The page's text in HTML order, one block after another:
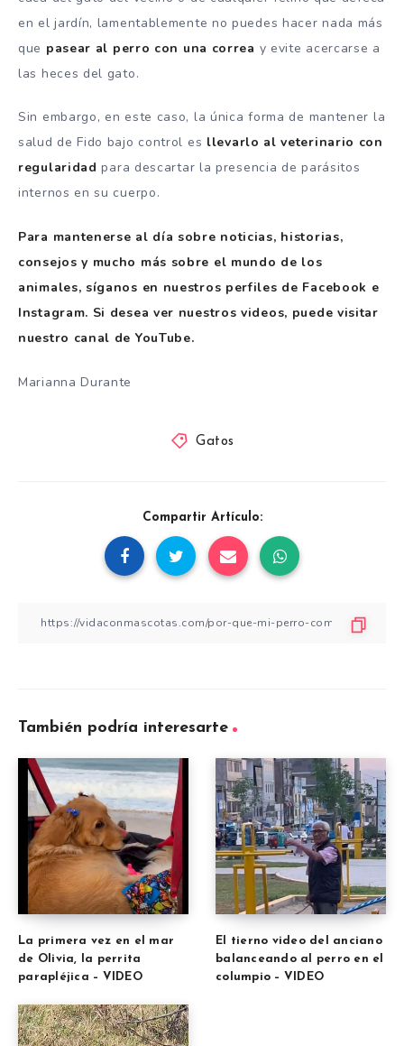
en el jardín, lamentablemente no puedes hacer nada más
que pasear al perro con una correa y evite acercarse a
las heces del gato.
Sin embargo, en este caso, la única forma de mantener la
salud de Fido bajo control es llevarlo al veterinario con
regularidad para descartar la presencia de parásitos
internos en su cuerpo.
Para mantenerse al día sobre noticias, historias,
consejos y mucho más sobre el mundo de los
animales, síganos en nuestros perfiles de Facebook e
Instagram. Si desea ver nuestros videos, puede visitar
nuestro canal de YouTube.
Marianna Durante
Gatos
Compartir Artículo:
También podría interesarte
La primera vez en el mar
de Olivia, la perrita
parapléjica – VIDEO
El tierno video del anciano
balanceando al perro en el
columpio – VIDEO